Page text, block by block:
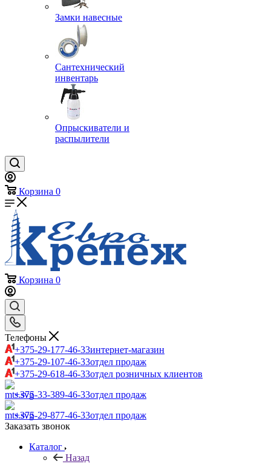
Замки навесные
Сантехнический
инвентарь
Опрыскиватели и
распылители
Корзина 0
Корзина 0
Телефоны
+375-29-177-46-33интернет-магазин
+375-29-107-46-33отдел продаж
+375-29-618-46-33отдел розничных клиентов
+375-33-389-46-33отдел продаж
+375-29-877-46-33отдел продаж
Заказать звонок
Каталог
Назад